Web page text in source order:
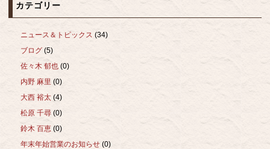
カテゴリー
ニュース＆トピックス (34)
ブログ (5)
佐々木 郁也 (0)
内野 麻里 (0)
大西 裕太 (4)
松原 千尋 (0)
鈴木 百恵 (0)
年末年始営業のお知らせ (0)